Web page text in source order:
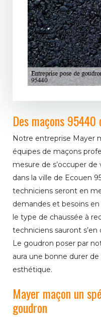
Des maçons
Notre entreprise Mayer
équipes de maçons
mesure de s’occuper
dans la ville de Ecouen
techniciens seront en
demandes et besoins
le type de chaussée à
techniciens sauront s’en
Le goudron poser par
aura une bonne durer
esthétique.
Mayer maçon un
goudron